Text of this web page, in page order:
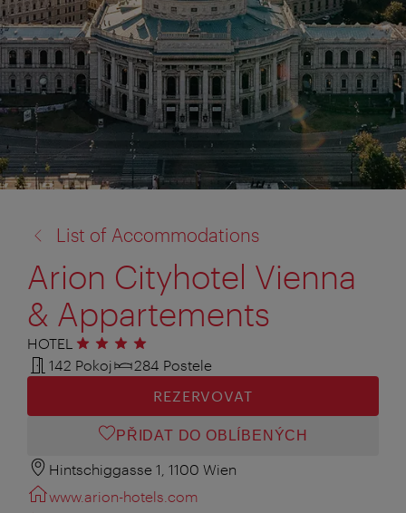
na:
List of Accommodations
Arion Cityhotel Vienna
& Appartements
HOTEL 4 hvězdičky
142 Pokoj
284 Postele
REZERVOVAT
PŘIDAT DO OBLÍBENÝCH
Hintschiggasse 1, 1100 Wien
www.arion-hotels.com